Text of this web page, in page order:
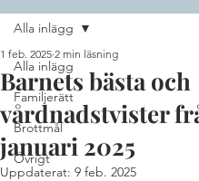
Alla inlägg
Familjerätt
Brottmål
Övrigt
Alla inlägg
Barnets bästa och
vårdnadstvister
januari 2025
1 feb. 2025 2 min läsning
Uppdaterat: 9 feb. 2025